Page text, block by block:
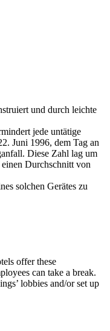
und durch leichte
jede untätige
Juni 1996, dem Tag an
Diese Zahl lag um
Durchschnitt von
solchen Gerätes zu
offer these
can take a break.
lobbies and/or set up